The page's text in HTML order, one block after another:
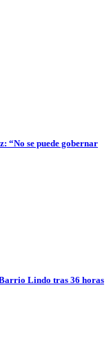
“No se puede gobernar
Lindo tras 36 horas